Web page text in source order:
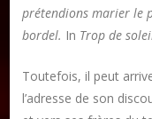
prétendions marier le
bordel. In Trop de
Toutefois, il peut
l’adresse de son